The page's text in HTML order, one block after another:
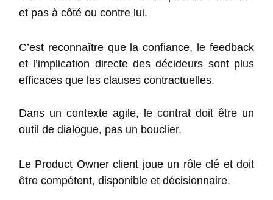
et pas à côté ou contre lui.
C’est reconnaître que la confiance, le feedback
et l’implication directe des décideurs sont plus
efficaces que les clauses contractuelles.
Dans un contexte agile, le contrat doit être un
outil de dialogue, pas un bouclier.
Le Product Owner client joue un rôle clé et doit
être compétent, disponible et décisionnaire.